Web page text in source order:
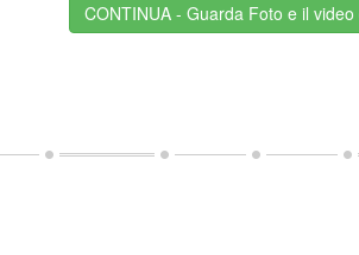
CONTINUA - Guarda Foto e il video